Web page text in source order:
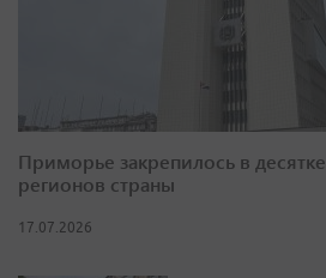
Приморье закрепилось в
регионов страны
17.07.2026